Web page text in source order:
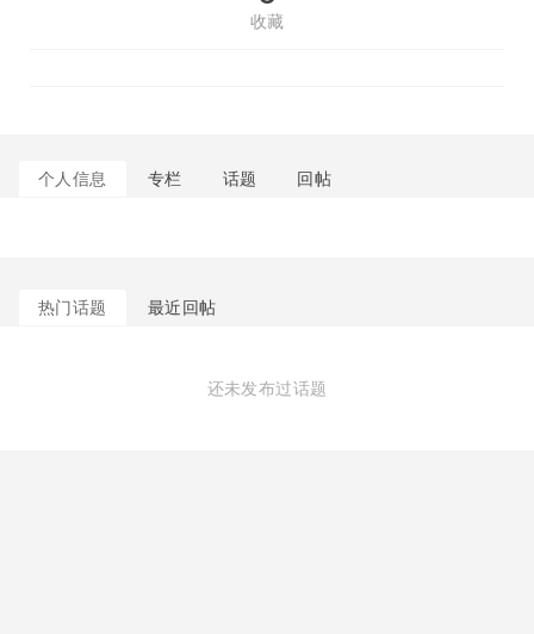
收藏
个人信息 专栏 话题 回帖
热门话题 最近回帖
还未发布过话题